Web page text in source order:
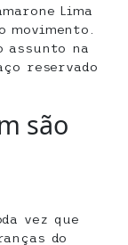
Lima
movimento.
assunto na
reservado
são
vez que
do